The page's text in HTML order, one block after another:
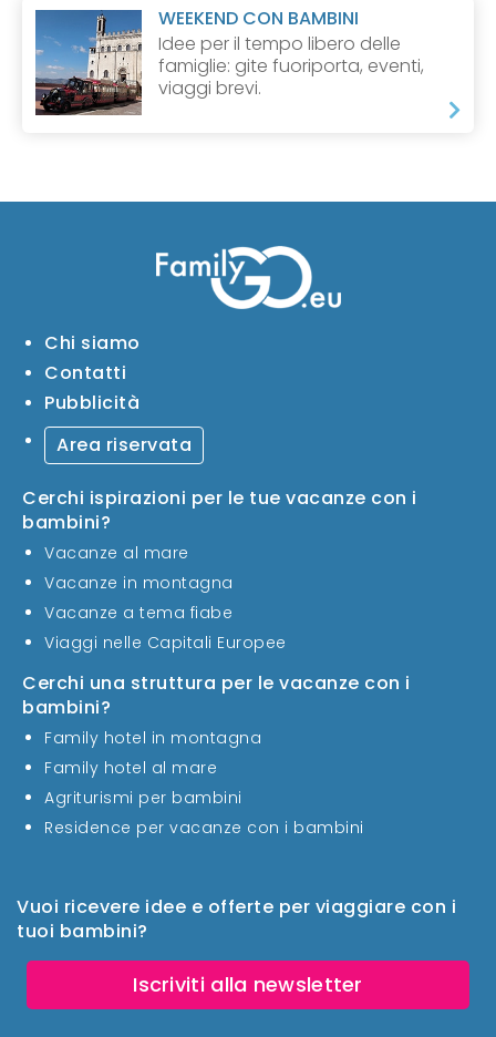
WEEKEND CON BAMBINI
Idee per il tempo libero delle
famiglie: gite fuoriporta, eventi,
viaggi brevi.
Vuoi ricevere idee e offerte per viaggiare con i
tuoi bambini?
Iscriviti alla newsletter
Chi siamo
Contatti
Pubblicità
Area riservata
Cerchi ispirazioni per le tue vacanze con i
bambini?
Vacanze al mare
Vacanze in montagna
Vacanze a tema fiabe
Viaggi nelle Capitali Europee
Cerchi una struttura per le vacanze con i
bambini?
Family hotel in montagna
Family hotel al mare
Agriturismi per bambini
Residence per vacanze con i bambini